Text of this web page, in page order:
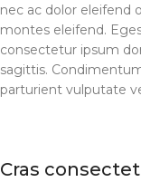
nec ac dolor eleifend
montes eleifend.
consectetur ipsum
sagittis.
parturient vulputate
Cras